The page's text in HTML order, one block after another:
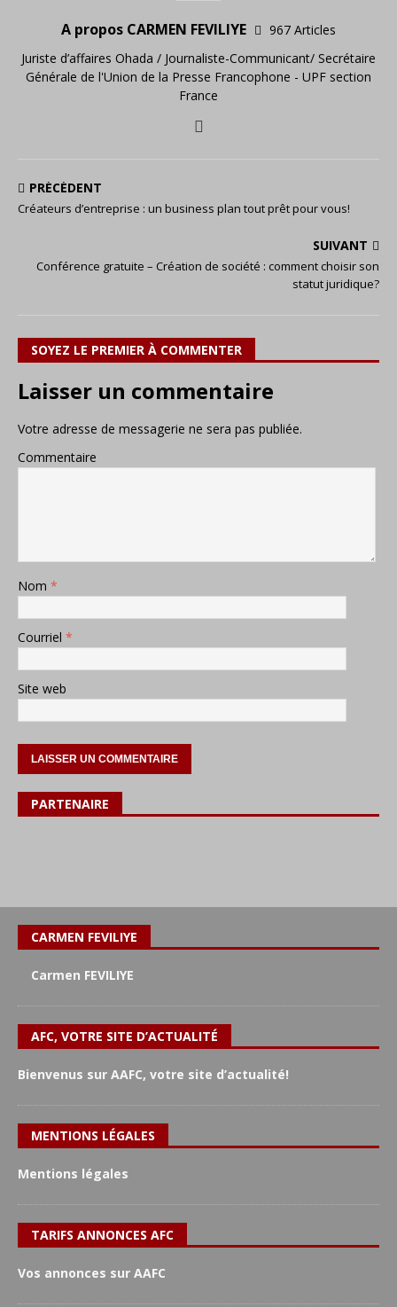
A propos CARMEN FEVILIYE
967 Articles
Juriste d’affaires Ohada / Journaliste-Communicant/ Secrétaire
Générale de l'Union de la Presse Francophone - UPF section
France
PRÉCÉDENT
Créateurs d’entreprise : un business plan tout prêt pour vous!
SUIVANT
Conférence gratuite – Création de société : comment choisir son
statut juridique?
SOYEZ LE PREMIER À COMMENTER
Laisser un commentaire
Votre adresse de messagerie ne sera pas publiée.
Commentaire
Nom *
Courriel *
Site web
PARTENAIRE
CARMEN FEVILIYE
Carmen FEVILIYE
AFC, VOTRE SITE D’ACTUALITÉ
Bienvenus sur AAFC, votre site d’actualité!
MENTIONS LÉGALES
Mentions légales
TARIFS ANNONCES AFC
Vos annonces sur AAFC